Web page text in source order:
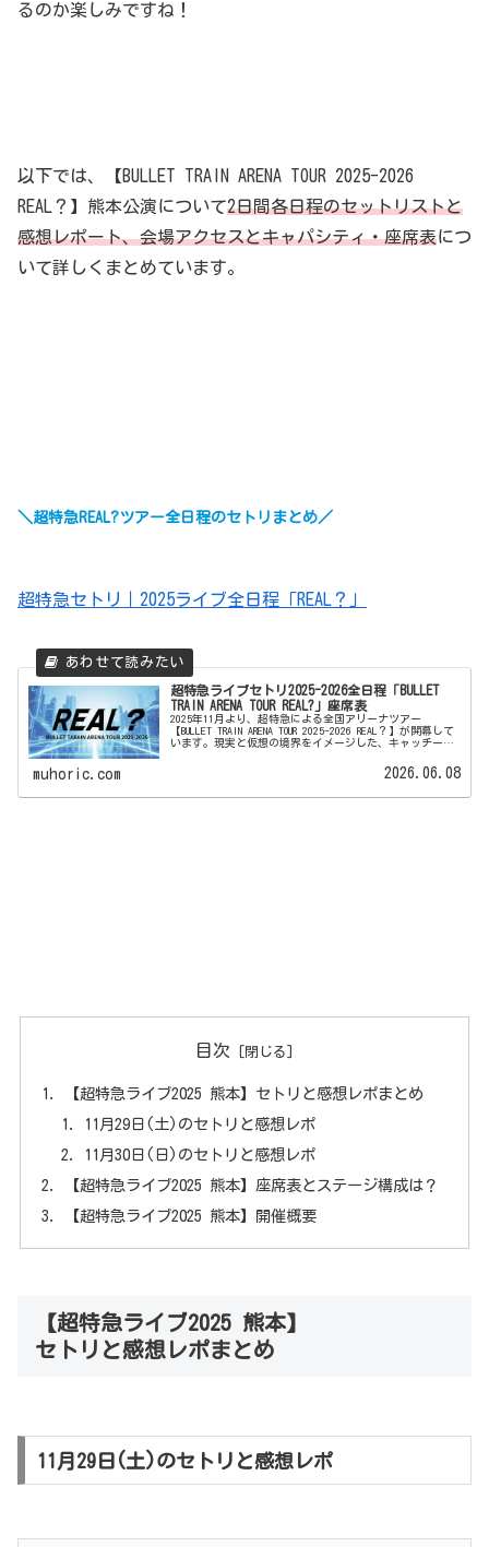
るのか楽しみですね！
以下では、【BULLET TRAIN ARENA TOUR 2025-2026
REAL？】熊本公演について2日間各日程のセットリストと
感想レポート、会場アクセスとキャパシティ・座席表につ
いて詳しくまとめています。
＼超特急REAL?ツアー全日程のセトリまとめ／
超特急セトリ｜2025ライブ全日程「REAL？」
超特急ライブセトリ2025-2026全日程「BULLET
TRAIN ARENA TOUR REAL?」座席表
2025年11月より、超特急による全国アリーナツアー
【BULLET TRAIN ARENA TOUR 2025-2026 REAL？】が開幕して
います。現実と仮想の境界をイメージした、キャッチーで
muhoric.com 2026.06.08
目次
【超特急ライブ2025 熊本】セトリと感想レポまとめ
11月29日(土)のセトリと感想レポ
11月30日(日)のセトリと感想レポ
【超特急ライブ2025 熊本】座席表とステージ構成は？
【超特急ライブ2025 熊本】開催概要
【超特急ライブ2025 熊本】
セトリと感想レポまとめ
11月29日(土)のセトリと感想レポ